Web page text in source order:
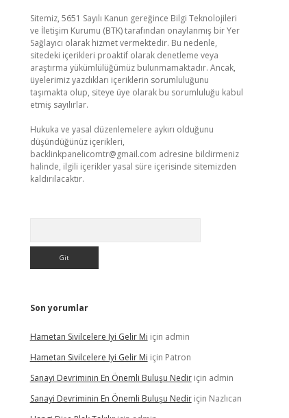
Sitemiz, 5651 Sayılı Kanun gereğince Bilgi Teknolojileri
ve İletişim Kurumu (BTK) tarafından onaylanmış bir Yer
Sağlayıcı olarak hizmet vermektedir. Bu nedenle,
sitedeki içerikleri proaktif olarak denetleme veya
araştırma yükümlülüğümüz bulunmamaktadır. Ancak,
üyelerimiz yazdıkları içeriklerin sorumluluğunu
taşımakta olup, siteye üye olarak bu sorumluluğu kabul
etmiş sayılırlar.
Hukuka ve yasal düzenlemelere aykırı olduğunu
düşündüğünüz içerikleri,
backlinkpanelicomtr@gmail.com adresine bildirmeniz
halinde, ilgili içerikler yasal süre içerisinde sitemizden
kaldırılacaktır.
Son yorumlar
Hametan Sivilcelere Iyi Gelir Mi için admin
Hametan Sivilcelere Iyi Gelir Mi için Patron
Sanayi Devriminin En Önemli Buluşu Nediriçin admin
Sanayi Devriminin En Önemli Buluşu Nediriçin Nazlıcan